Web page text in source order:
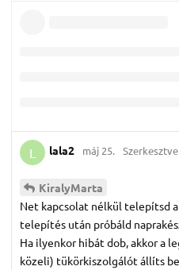
L lala2 máj 25. Szerkesztve
KiralyMarta
Net kapcsolat nélkül telepítsd
telepítés után próbáld
Ha ilyenkor hibát dob, akkor a
közeli) tükörkiszolgálót állíts